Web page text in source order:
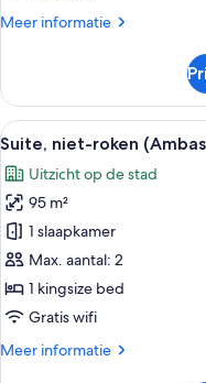
Room
Meer informatie
Meer
niet-
roken
(Maisonette
Twin
Room
/120sqm)
Alle
foto's
voor
Suite,
niet-
roken
(Ambassador
Suite
NS
5
Suite, niet-roken
Uitzicht op de stad
95 m²
1 slaapkamer
Max. aantal: 2
1 kingsize bed
Gratis wifi
Meer informatie
Meer